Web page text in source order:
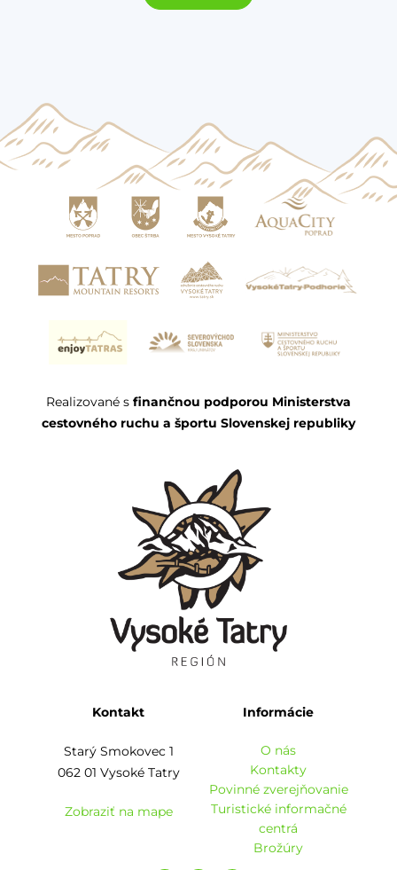
Realizované s finančnou podporou Ministerstva
cestovného ruchu a športu Slovenskej republiky
Kontakt
Starý Smokovec 1
062 01 Vysoké Tatry
Zobraziť na mape
Informácie
O nás
Kontakty
Povinné zverejňovanie
Turistické informačné
centrá
Brožúry